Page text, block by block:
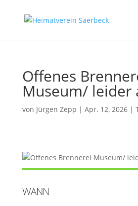
Offenes
Museum/ leider
von Jürgen Zepp | Apr. 12, 2026|
WANN